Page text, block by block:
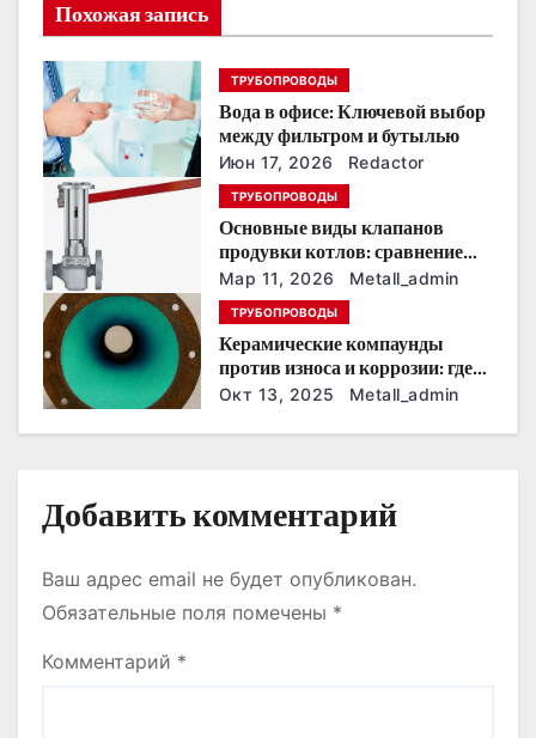
и
я
п
о
а
п
и
с
м
Похожая запись
ТРУБОПРОВОДЫ
Вода в офисе: Ключевой выбор
между фильтром и бутылью
Июн 17, 2026 Redactor
ТРУБОПРОВОДЫ
Основные виды клапанов
продувки котлов: сравнение
устройств и характеристик
Мар 11, 2026 Metall_admin
ТРУБОПРОВОДЫ
Керамические компаунды
против износа и коррозии: где
они работают эффективнее
Окт 13, 2025 Metall_admin
Добавить комментарий
Ваш адрес email не будет опубликован.
Обязательные поля помечены *
Комментарий *